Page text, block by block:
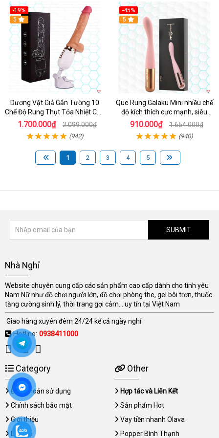
-19%
Hot
5
Dương Vật Giả Gắn Tường 10
Chế Độ Rung Thụt Tỏa Nhiệt Cao
Cấp
1.700.000₫ 2.099.000₫
(942)
-45%
Hot
5
Que Rung Galaku Mini nhiều chế
độ kích thích cực mạnh, siêu
sướng
910.000₫ 1.654.000₫
(940)
1 2 3 4 5
SUBMIT
Nhà Nghỉ
Website chuyên cung cấp các sản phẩm cao cấp dành cho tình yêu
Nam Nữ như đồ chơi người lớn, đồ chơi phòng the, gel bôi trơn, thuốc
tăng cường sinh lý, thời trang gợi cảm... uy tín tại Việt Nam
Giao hàng xuyên đêm 24/24 kể cả ngày nghỉ
Hotline: 0938411000
Category
Điều khoản sử dụng
Chính sách bảo mật
Giới thiệu
Liên hệ
Other
Hợp tác và Liên Kết
Sản phẩm Hot
Vay tiền nhanh Olava
Popper Bình Thạnh